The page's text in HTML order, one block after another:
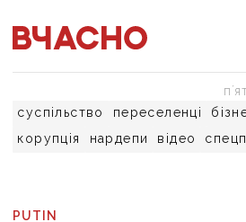
суспільство переселенці
корупція
нардепи відео
PUTIN